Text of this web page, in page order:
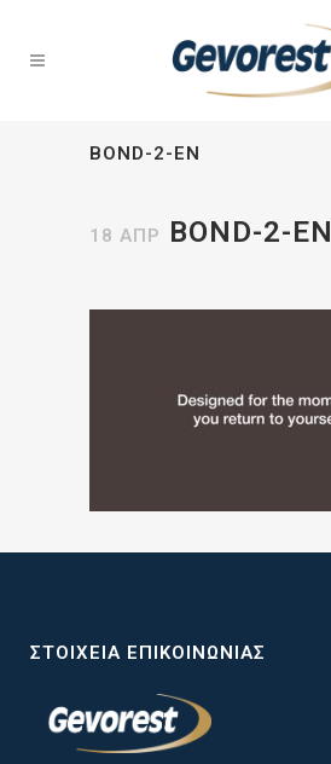
BOND-2-EN
18 ΑΠΡ BOND-2-EN
ΣΤΟΙΧΕΊΑ ΕΠΙΚΟΙΝΩΝΊΑΣ